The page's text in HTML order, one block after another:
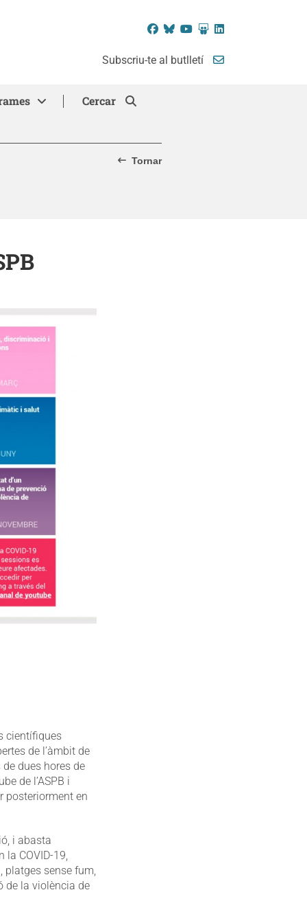
Facebook
BlueskyYouTube
SlideShare
LinkedIn
Subscriu-te al butlletí
Cercar
Tornar
científiques
de l’àmbit de
dues hores de
de l’ASPB i
posteriorment en
i abasta
la COVID-19,
sense fum,
de la violència de